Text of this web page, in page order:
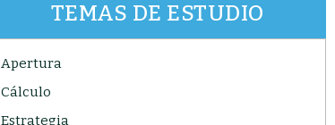
TEMAS DE ESTUDIO
Apertura
Cálculo
Estrategia